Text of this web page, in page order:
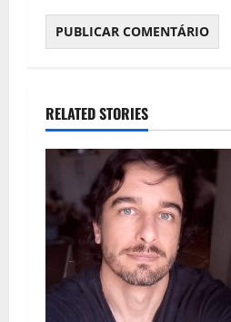
RELATED STORIES